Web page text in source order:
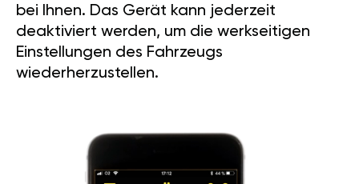
bei Ihnen. Das Gerät kann jederzeit
deaktiviert werden, um die werkseitigen
Einstellungen des Fahrzeugs
wiederherzustellen.